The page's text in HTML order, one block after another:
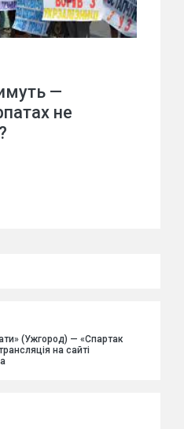
—
не
(Ужгород) — «Спартак
на сайті